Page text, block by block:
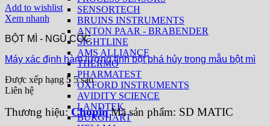
SENSORTECH
BRUINS INSTRUMENTS
ANTON PAAR - BRABENDER
SIGHTLINE
AMS ALLIANCE
THERMO
PHARMATEST
OXFORD INSTRUMENTS
AVIDITY SCIENCE
LANDTEK
BURGHART
Add to wishlist
Xem nhanh
BỘT MÌ - NGŨ CỐC
Máy xác định hàm lượng tinh bột phá hủy trong mẫu bột mì
Được xếp hạng 5 5 sao
Liên hệ
Thương hiệu:ChopinMã sản phẩm: SD MATIC